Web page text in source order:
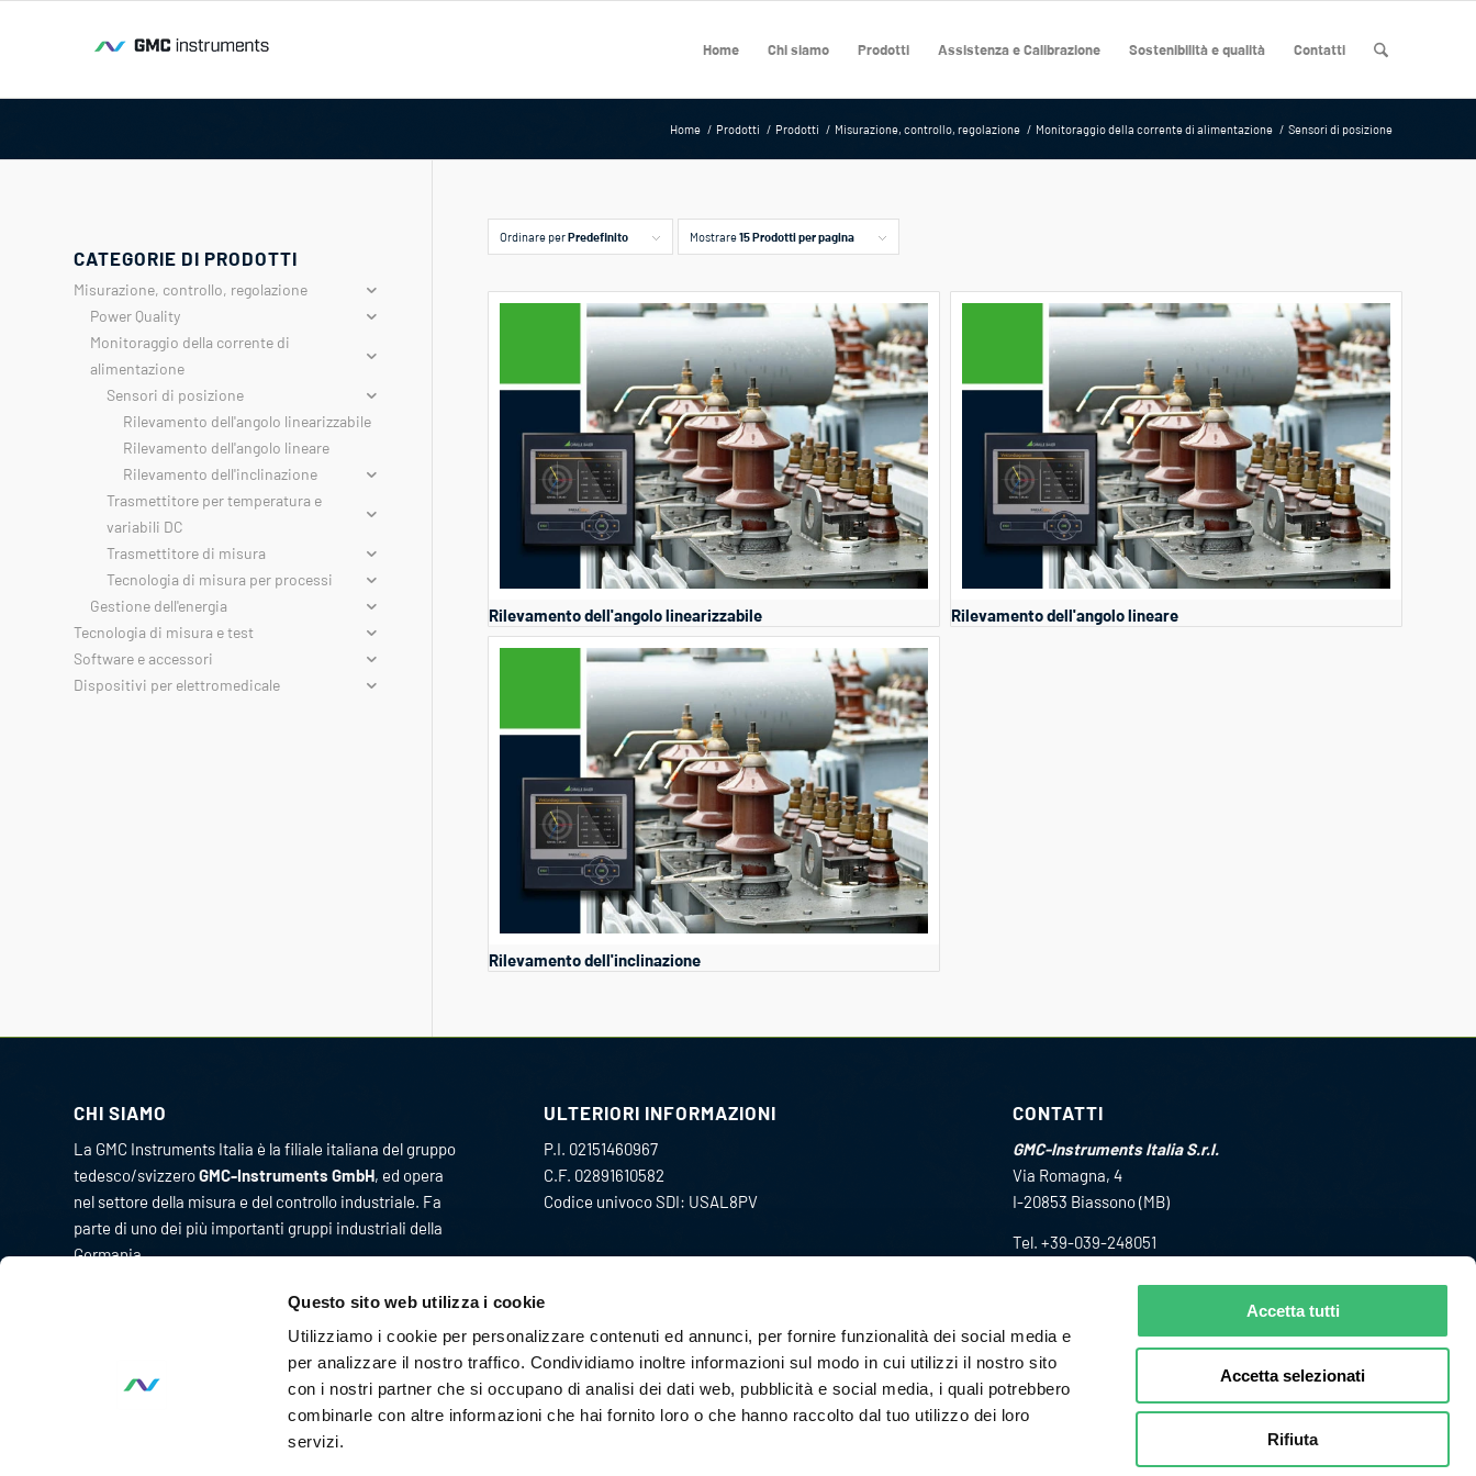
Questo sito web utilizza i cookie
Utilizziamo i cookie per personalizzare contenuti ed annunci, per fornire funzionalità dei social media e
per analizzare il nostro traffico. Condividiamo inoltre informazioni sul modo in cui utilizzi il nostro sito
con i nostri partner che si occupano di analisi dei dati web, pubblicità e social media, i quali potrebbero
combinarle con altre informazioni che hai fornito loro o che hanno raccolto dal tuo utilizzo dei loro
servizi.
Accetta tutti
Accetta selezionati
Rifiuta
Home Chi siamo Prodotti Assistenza e Calibrazione Sostenibilità e qualità Contatti
Home / Prodotti / Prodotti / Misurazione, controllo, regolazione / Monitoraggio della corrente di alimentazione / Sensori di posizione
Ordinare perPredefinito Mostrare15 Prodotti per pagina
Rilevamento dell'angolo linearizzabile Rilevamento dell'angolo lineare
Rilevamento dell'inclinazione
CATEGORIE DI PRODOTTI
Misurazione, controllo, regolazione
Power Quality
Monitoraggio della corrente di
alimentazione
Sensori di posizione
Rilevamento dell'angolo linearizzabile
Rilevamento dell'angolo lineare
Rilevamento dell'inclinazione
Trasmettitore per temperatura e
variabili DC
Trasmettitore di misura
Tecnologia di misura per processi
Gestione dell'energia
Tecnologia di misura e test
Software e accessori
Dispositivi per elettromedicale
CHI SIAMO
La GMC Instruments Italia è la filiale italiana del gruppo
tedesco/svizzeroGMC-Instruments GmbH, ed opera
nel settore della misura e del controllo industriale. Fa
parte di uno dei più importanti gruppi industriali della
Germania.
Originariamente l’attività di GMC Instruments ebbe
pochi anni, un punto di riferimento per il mercato
dell’impiantistica chimica per lo sviluppo e la
realizzazione di strumenti per la misura ed il controllo
delle grandezze fisiche di processo.
ULTERIORI INFORMAZIONI
P.I. 02151460967
C.F. 02891610582
Codice univoco SDI: USAL8PV
privacy@pec.gmc-i.it
CONTATTI
GMC-Instruments Italia S.r.l.
Via Romagna, 4
I-20853 Biassono (MB)
Tel. +39-039-248051